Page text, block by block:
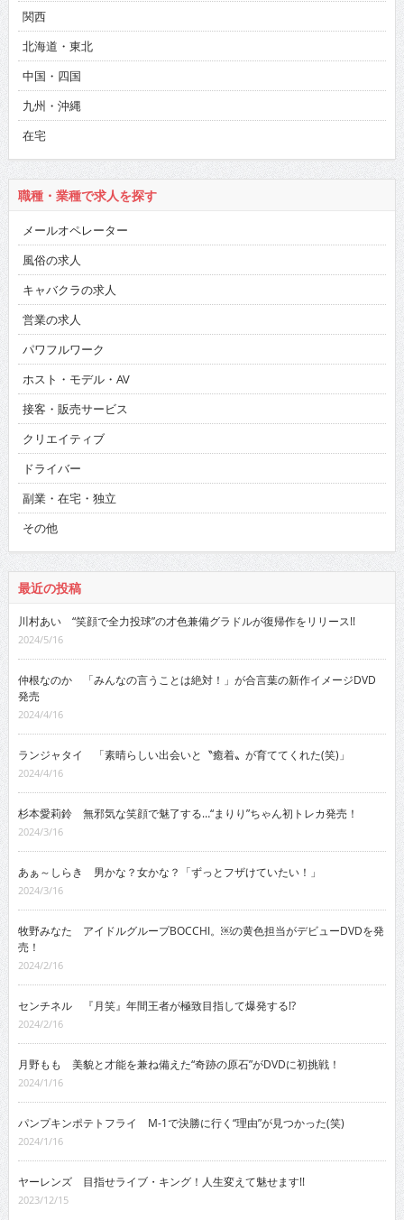
関西
北海道・東北
中国・四国
九州・沖縄
在宅
職種・業種で求人を探す
メールオペレーター
風俗の求人
キャバクラの求人
営業の求人
パワフルワーク
ホスト・モデル・AV
接客・販売サービス
クリエイティブ
ドライバー
副業・在宅・独立
その他
最近の投稿
川村あい “笑顔で全力投球”の才色兼備グラドルが復帰作をリリース!!
2024/5/16
仲根なのか 「みんなの言うことは絶対！」が合言葉の新作イメージDVD
発売
2024/4/16
ランジャタイ 「素晴らしい出会いと〝癒着〟が育ててくれた(笑)」
2024/4/16
杉本愛莉鈴 無邪気な笑顔で魅了する…“まりり”ちゃん初トレカ発売！
2024/3/16
あぁ～しらき 男かな？女かな？「ずっとフザけていたい！」
2024/3/16
牧野みなた アイドルグループBOCCHI。￼の黄色担当がデビューDVDを発
売！
2024/2/16
センチネル 『月笑』年間王者が極致目指して爆発する!?
2024/2/16
月野もも 美貌と才能を兼ね備えた“奇跡の原石”がDVDに初挑戦！
2024/1/16
パンプキンポテトフライ M-1で決勝に行く“理由”が見つかった(笑)
2024/1/16
ヤーレンズ 目指せライブ・キング！人生変えて魅せます!!
2023/12/15